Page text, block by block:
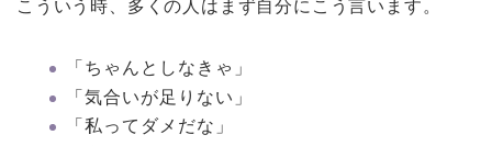
こういう時、多くの人はまず自分にこう言います。
「ちゃんとしなきゃ」
「気合いが足りない」
「私ってダメだな」